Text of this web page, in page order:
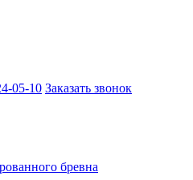
05-10 Заказать звонок
бревна